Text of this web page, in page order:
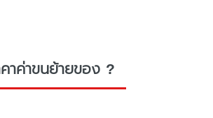
าค่าขนย้ายของ ?